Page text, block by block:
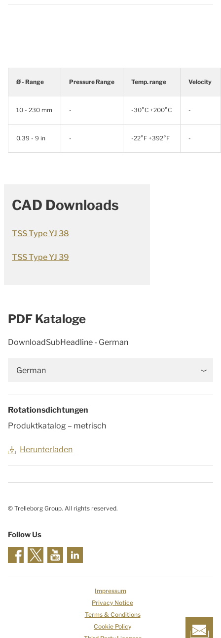
Ø - Range Pressure Range Temp. range Velocity
10 - 230 mm - -30°C +200°C -
0.39 - 9 in - -22°F +392°F -
CAD Downloads
TSS Type YJ 38
TSS Type YJ 39
PDF Kataloge
DownloadSubHeadline - German
German
Rotationsdichtungen
Produktkatalog – metrisch
Herunterladen
© Trelleborg Group. All rights reserved.
Follow Us
Impressum
Privacy Notice
Terms & Conditions
Cookie Policy